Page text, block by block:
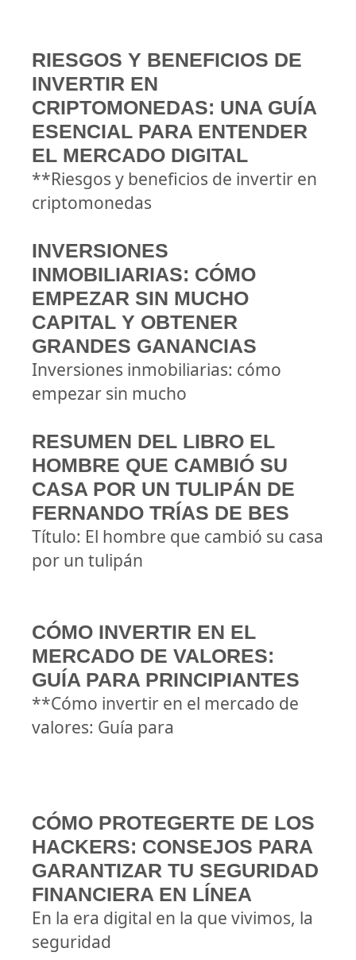
RIESGOS Y BENEFICIOS DE
INVERTIR EN
CRIPTOMONEDAS: UNA GUÍA
ESENCIAL PARA ENTENDER
EL MERCADO DIGITAL
**Riesgos y beneficios de invertir en
criptomonedas
INVERSIONES
INMOBILIARIAS: CÓMO
EMPEZAR SIN MUCHO
CAPITAL Y OBTENER
GRANDES GANANCIAS
Inversiones inmobiliarias: cómo
empezar sin mucho
RESUMEN DEL LIBRO EL
HOMBRE QUE CAMBIÓ SU
CASA POR UN TULIPÁN DE
FERNANDO TRÍAS DE BES
Título: El hombre que cambió su casa
por un tulipán
CÓMO INVERTIR EN EL
MERCADO DE VALORES:
GUÍA PARA PRINCIPIANTES
**Cómo invertir en el mercado de
valores: Guía para
CÓMO PROTEGERTE DE LOS
HACKERS: CONSEJOS PARA
GARANTIZAR TU SEGURIDAD
FINANCIERA EN LÍNEA
En la era digital en la que vivimos, la
seguridad